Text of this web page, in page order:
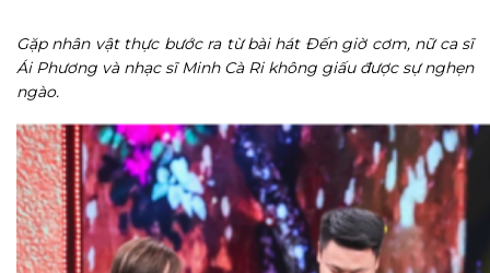
Gặp nhân vật thực bước ra từ bài hát Đến giờ cơm, nữ ca sĩ
Ái Phương và nhạc sĩ Minh Cà Ri không giấu được sự nghẹn
ngào.